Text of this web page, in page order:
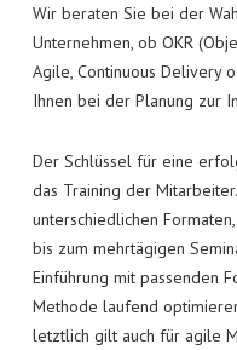
Wir beraten Sie bei der
Unternehmen, ob OKR
Agile, Continuous Delivery
Ihnen bei der Planung zur
Der Schlüssel für eine
das Training der
unterschiedlichen
bis zum mehrtägigen
Einführung mit passenden
Methode laufend
letztlich gilt auch für agile